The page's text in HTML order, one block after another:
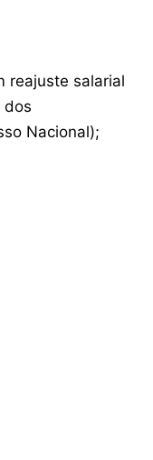
reajuste salarial
dos
Nacional);